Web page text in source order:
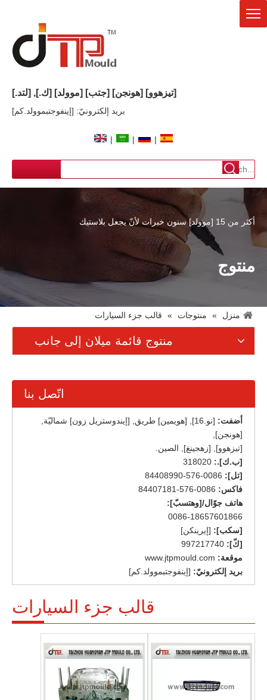
[تيزهوو] [هونجن] [جتب] [موولد] [ك.], [لتد.]
بريد إلكترونيّ: [إينفوجتبموولد.كم]
|
|
|
أكثر من 15 [موولد] سنون خبرات لأنّ يجعل بلاستيك
منتوج
منزل » منتوجات » قالب جزء السيارات
منتوج قائمة ميلان إلى جانب
اتّصل بنا
أضفت:
[نو.16], [هويمين] طريق, [إيندوستريل زون] شماليّة,
[هونجن],
[تيزهوو], [زهجينغ], الصين.
[ب.ك].:
[تل]:
فاكس: 0086-576-84407181
هاتف جوّال/[وهتسبّ]:
0086-18657601866
[سكب]: [إيرينكن]
[كّ]:
موقعة:
بريد إلكترونيّ: [إينفوجتبموولد.كم]
قالب جزء السيارات